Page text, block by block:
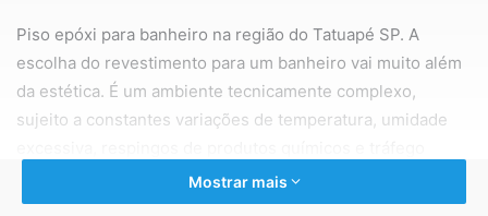
Piso epóxi para banheiro na região do Tatuapé SP. A
escolha do revestimento para um banheiro vai muito além
da estética. É um ambiente tecnicamente complexo,
sujeito a constantes variações de temperatura, umidade
intenso de pessoas. Nesse contexto, o piso epóxi, uma
solução industrial que migrou com sucesso para
Mostrar mais